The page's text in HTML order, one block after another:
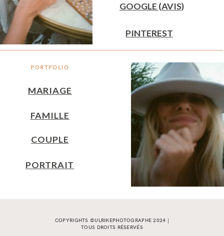
PORTFOLIO
MARIAGE
GOOGLE (AVIS)
FAMILLE
PINTEREST
COUPLE
PORTRAIT
COPYRIGHTS ©ULRIKEPHOTOGRAPHE 2024 |
TOUS DROITS RÉSERVÉS